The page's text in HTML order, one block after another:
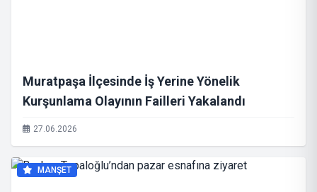
Muratpaşa İlçesinde İş Yerine Yönelik
Kurşunlama Olayının Failleri Yakalandı
27.06.2026
MANŞET